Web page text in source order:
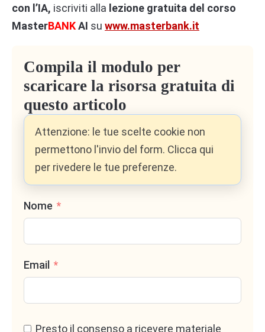
con l’IA, iscriviti alla lezione gratuita del corso
MasterBANKAI su www.masterbank.it
Compila il modulo per
scaricare la risorsa gratuita di
questo articolo
Attenzione: le tue scelte cookie non
permettono l'invio del form. Clicca qui
per rivedere le tue preferenze.
Nome
Email
Presto il consenso a ricevere materiale